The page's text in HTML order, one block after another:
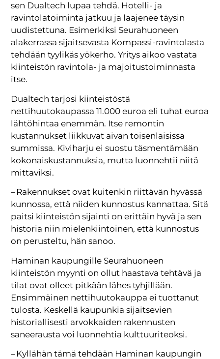
sen Dualtech lupaa tehdä. Hotelli- ja
ravintolatoiminta jatkuu ja laajenee täysin
uudistettuna. Esimerkiksi Seurahuoneen
alakerrassa sijaitsevasta Kompassi-ravintolasta
tehdään tyylikäs yökerho. Yritys aikoo vastata
kiinteistön ravintola- ja majoitustoiminnasta
itse.
Dualtech tarjosi kiinteistöstä
nettihuutokaupassa 11.000 euroa eli tuhat euroa
lähtöhintaa enemmän. Itse remontin
kustannukset liikkuvat aivan toisenlaisissa
summissa. Kiviharju ei suostu täsmentämään
kokonaiskustannuksia, mutta luonnehtii niitä
mittaviksi.
– Rakennukset ovat kuitenkin riittävän hyvässä
kunnossa, että niiden kunnostus kannattaa. Sitä
paitsi kiinteistön sijainti on erittäin hyvä ja sen
historia niin mielenkiintoinen, että kunnostus
on perusteltu, hän sanoo.
Haminan kaupungille Seurahuoneen
kiinteistön myynti on ollut haastava tehtävä ja
tilat ovat olleet pitkään lähes tyhjillään.
Ensimmäinen nettihuutokauppa ei tuottanut
tulosta. Keskellä kaupunkia sijaitsevien
historiallisesti arvokkaiden rakennusten
saneerausta voi luonnehtia kulttuuriteoksi.
– Kyllähän tämä tehdään Haminan kaupungin